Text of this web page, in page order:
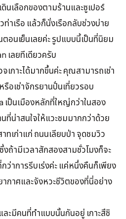
นเลือกของตามร้านและซูเปอร์
ท่าเรือ แล้วก็นั่งเรือกลับช่วงบ่าย
อนเย็นเลยค่ะ รูปแบบนี้เป็นที่นิยม
เลยทีเดียวครับ
จเกาะได้มากขึ้นค่ะ คุณสามารถเช่า
รือเช่าจักรยานปั่นเที่ยวรอบ
เป็นเมืองหลักที่ใหญ่กว่าในสอง
ที่น่าสนใจให้แวะชมมากกว่าด้วย
าทเก่าแก่ ถนนเลียบป่า จุดชมวิว
ถ้ามีเวลาสักสองสามชั่วโมงก็จะ
ว่าการรีบเร่งค่ะ แค่หนึ่งคืนก็เพียง
กาศและจังหวะชีวิตของที่นี่อย่าง
และมีคนที่ทำแบบนั้นกันอยู่ เกาะสึชิ